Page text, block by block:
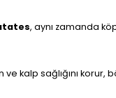
, aynı zamanda
ve kalp sağlığını korur,